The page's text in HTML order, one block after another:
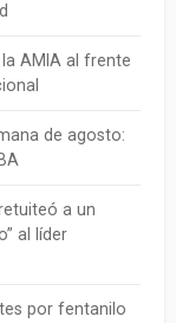
AMIA al frente
de agosto:
a un
al líder
por fentanilo